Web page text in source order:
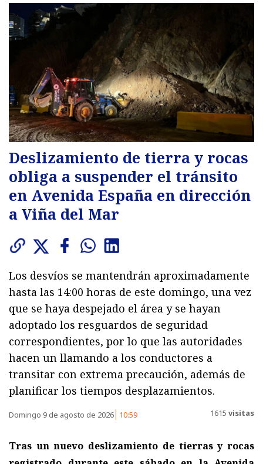
Deslizamiento de tierra y rocas
obliga a suspender el tránsito
en Avenida España en dirección
a Viña del Mar
Los desvíos se mantendrán aproximadamente
hasta las 14:00 horas de este domingo, una vez
que se haya despejado el área y se hayan
adoptado los resguardos de seguridad
correspondientes, por lo que las autoridades
hacen un llamando a los conductores a
transitar con extrema precaución, además de
planificar los tiempos desplazamientos.
Domingo 9 de agosto de 2026 10:59 1615 visitas
Tras un nuevo deslizamiento de tierras y rocas